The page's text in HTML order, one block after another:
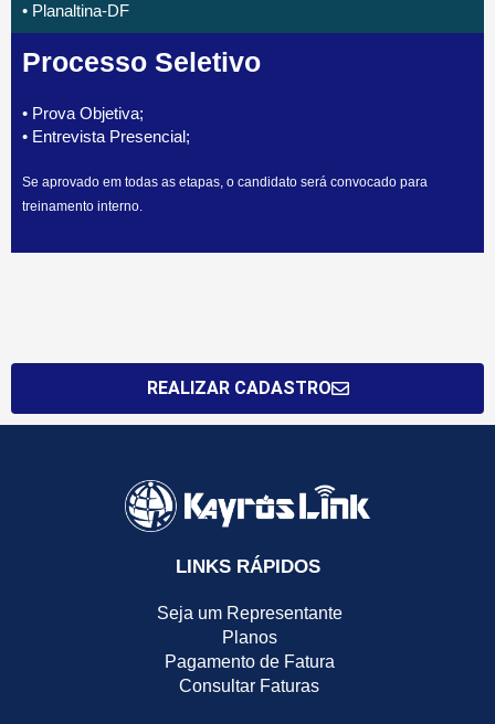
• Planaltina-DF
Processo Seletivo
• Prova Objetiva;
• Entrevista Presencial;
Se aprovado em todas as etapas, o candidato será convocado para
treinamento interno.
REALIZAR CADASTRO
LINKS RÁPIDOS
Seja um Representante
Planos
Pagamento de Fatura
Consultar Faturas